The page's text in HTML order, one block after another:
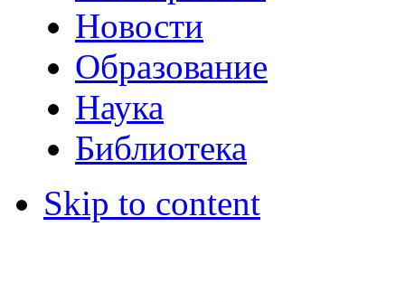
Новости
Образование
Наука
Библиотека
Skip to content